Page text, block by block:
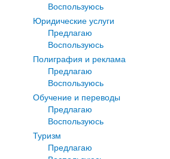
Воспользуюсь
Юридические услуги
Предлагаю
Воспользуюсь
Полиграфия и реклама
Предлагаю
Воспользуюсь
Обучение и переводы
Предлагаю
Воспользуюсь
Туризм
Предлагаю